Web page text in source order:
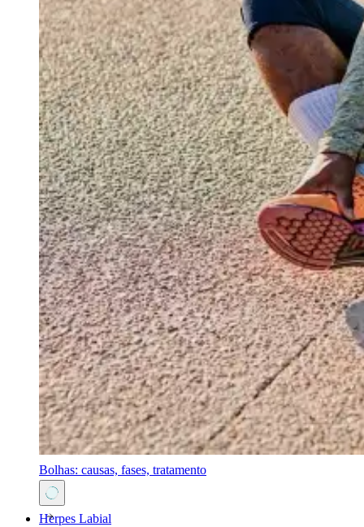
Bolhas: causas, fases, tratamento
Herpes Labial